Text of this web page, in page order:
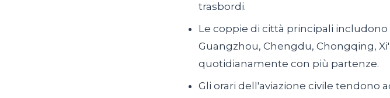
trasbordi.
Le coppie di città principali
Guangzhou, Chengdu, Chongqing,
quotidianamente con più partenze.
Gli orari dell'aviazione civile tendono